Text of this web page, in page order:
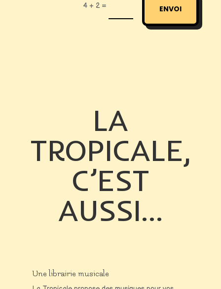
4 + 2 = ENVOI
LA
TROPICALE,
C’EST
AUSSI…
Une librairie musicale